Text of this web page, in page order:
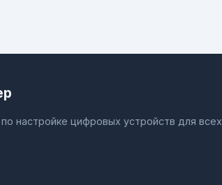
настройке цифровых устройств для всех